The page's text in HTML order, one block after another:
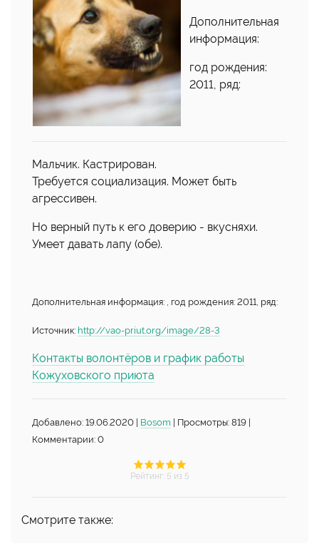
Дополнительная
информация:
год рождения:
2011, ряд:
Мальчик. Кастрирован.
Требуется социализация. Может быть
агрессивен.
Но верный путь к его доверию - вкусняхи.
Умеет давать лапу (обе).
Дополнительная информация: , год рождения: 2011, ряд:
Источник: http://vao-priut.org/image/28-3
Контакты волонтёров и график работы
Кожуховского приюта
Добавлено: 19.06.2020 | Bosom | Просмотры: 819 |
Комментарии: 0
Рейтинг: 5 из 5
Смотрите также: